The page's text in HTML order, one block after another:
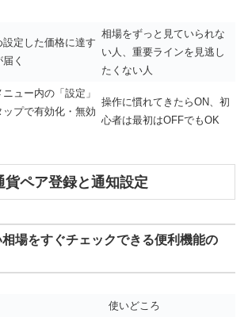
設定した価格に達す
く
相場をずっと見ていられな
い人、重要ラインを見逃し
たくない人
ュー内の「設定」
ップで有効化・無効
操作に慣れてきたらON、初
心者は最初はOFFでもOK
貨ペア登録と通知設定
場をすぐチェックできる便利機能の
使いどころ